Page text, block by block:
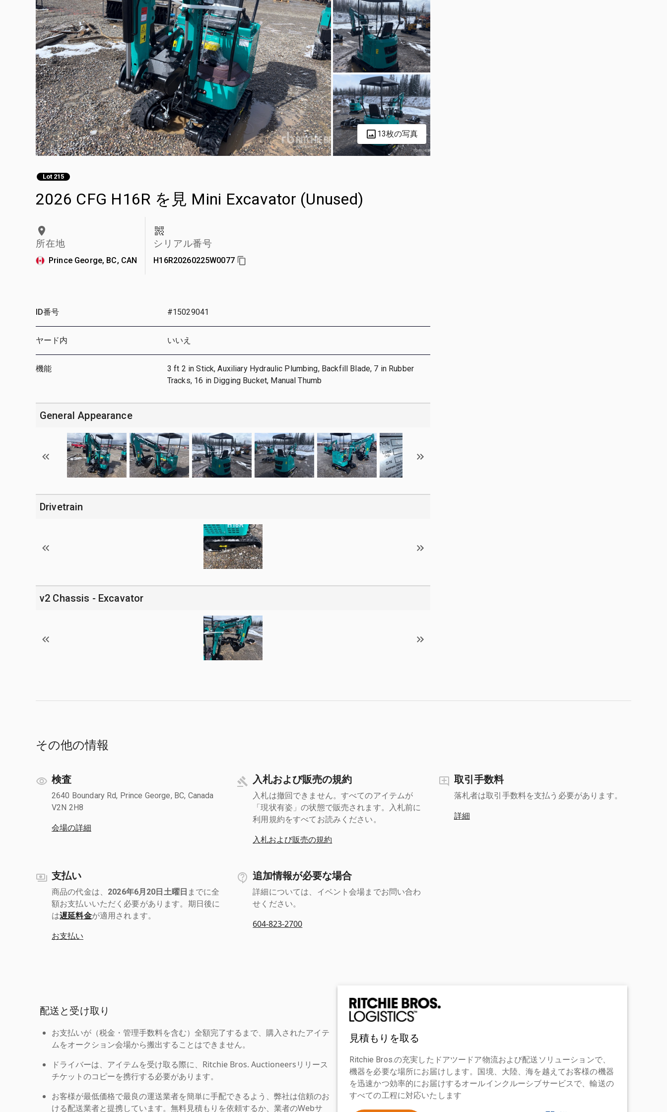
13枚の写真
Lot 215
2026 CFG H16R を見 Mini Excavator (Unused)
所在地
Prince George, BC, CAN
シリアル番号
H16R20260225W0077
ID番号 #15029041
ヤード内 いいえ
機能
3 ft 2 in Stick, Auxiliary Hydraulic Plumbing, Backfill Blade, 7 in Rubber
Tracks, 16 in Digging Bucket, Manual Thumb
General Appearance
Drivetrain
v2 Chassis - Excavator
その他の情報
検査
2640 Boundary Rd, Prince George, BC, Canada
V2N 2H8
会場の詳細
入札および販売の規約
入札は撤回できません。すべてのアイテムが
「現状有姿」の状態で販売されます。入札前に
利用規約をすべてお読みください。
入札および販売の規約
取引手数料
落札者は取引手数料を支払う必要があります。
詳細
支払い
商品の代金は、 2026年6月20日土曜日 までに全
額お支払いいただく必要があります。期日後に
は遅延料金が適用されます。
お支払い
追加情報が必要な場合
詳細については、イベント会場までお問い合わ
せください。
604-823-2700
配送と受け取り
お支払いが（税金・管理手数料を含む）全額完了するまで、購入されたアイテ
ムをオークション会場から搬出することはできません。
ドライバーは、アイテムを受け取る際に、Ritchie Bros. Auctioneersリリース
チケットのコピーを携行する必要があります。
お客様が最低価格で最良の運送業者を簡単に手配できるよう、弊社は信頼のお
ける配送業者と提携しています。無料見積もりを依頼するか、業者のWebサ
見積もりを取る
Ritchie Bros.の充実したドアツードア物流および配送ソリューションで、
機器を必要な場所にお届けします。国境、大陸、海を越えてお客様の機器
を迅速かつ効率的にお届けするオールインクルーシブサービスで、輸送の
すべての工程に対応いたします